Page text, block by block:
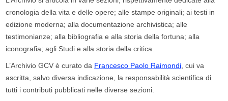
cronologia della vita e delle opere; alle stampe originali; ai testi in
edizione moderna; alla documentazione archivistica; alle
testimonianze; alla bibliografia e alla storia della fortuna; alla
iconografia; agli Studi e alla storia della critica.
L ’Archivio GCV è curato da Francesco Paolo Raimondi , cui va
ascritta, salvo diversa indicazione, la responsabilità scientifica di
tutti i contributi pubblicati nelle diverse sezioni.